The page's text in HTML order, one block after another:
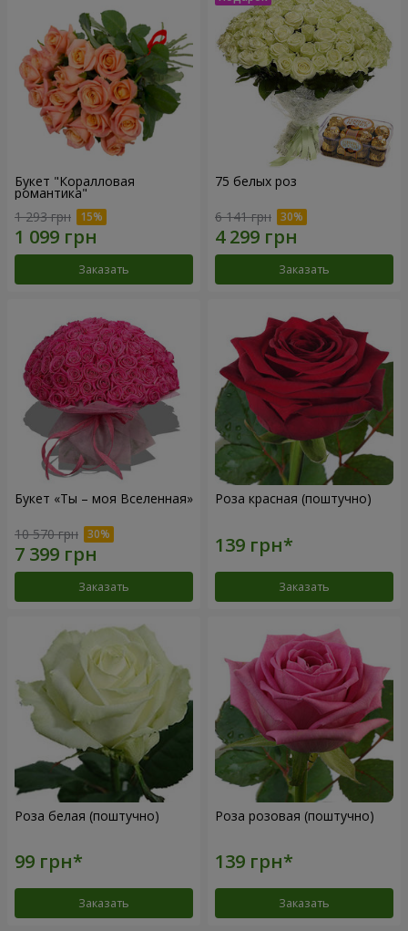
Букет "Коралловая
романтика"
1 293 грн
Заказать
75 белых роз
6 141 грн
Заказать
Букет «Ты – моя Вселенная»
10 570 грн
Заказать
Роза красная (поштучно)
Заказать
Роза белая (поштучно)
Заказать
Роза розовая (поштучно)
Заказать